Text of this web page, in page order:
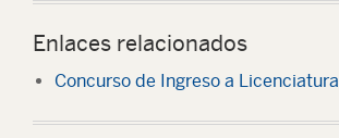
Enlaces relacionados
Concurso de Ingreso a Licenciatura